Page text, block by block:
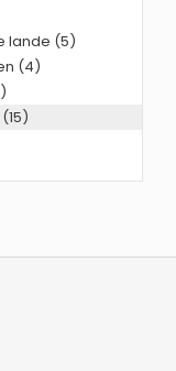
lande (5)
(4)